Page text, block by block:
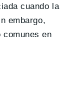
cuando la
embargo,
en